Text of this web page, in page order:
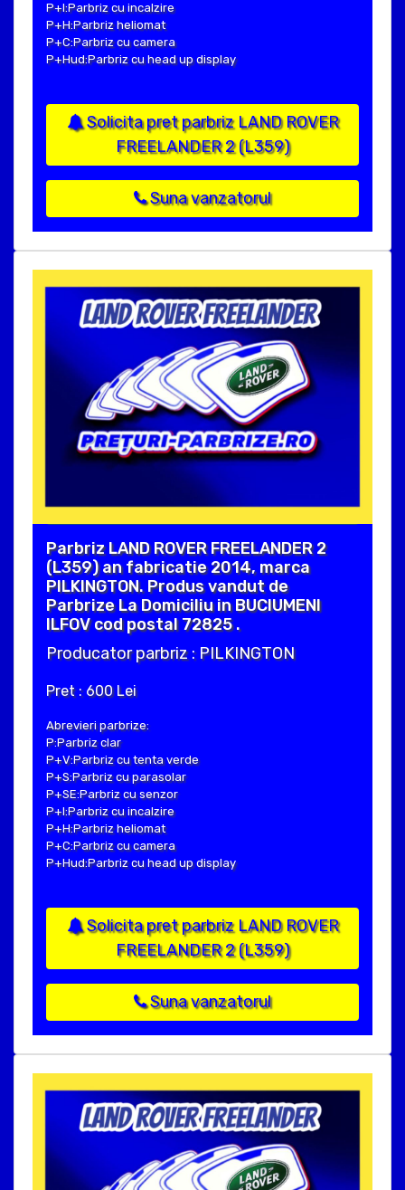
P+I:Parbriz cu incalzire
P+H:Parbriz heliomat
P+C:Parbriz cu camera
P+Hud:Parbriz cu head up display
Solicita pret parbriz LAND ROVER
FREELANDER 2 (L359)
Suna vanzatorul
Parbriz LAND ROVER FREELANDER 2
(L359) an fabricatie 2014, marca
PILKINGTON. Produs vandut de
Parbrize La Domiciliu in BUCIUMENI
ILFOV cod postal 72825 .
Producator parbriz : PILKINGTON
Pret : 600 Lei
Abrevieri parbrize:
P:Parbriz clar
P+V:Parbriz cu tenta verde
P+S:Parbriz cu parasolar
P+SE:Parbriz cu senzor
P+I:Parbriz cu incalzire
P+H:Parbriz heliomat
P+C:Parbriz cu camera
P+Hud:Parbriz cu head up display
Solicita pret parbriz LAND ROVER
FREELANDER 2 (L359)
Suna vanzatorul